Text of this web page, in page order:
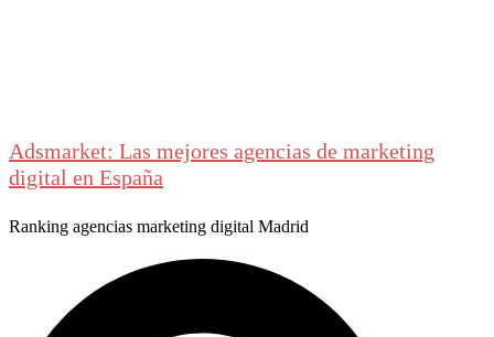
Adsmarket: Las mejores agencias de marketing
digital en España
Ranking agencias marketing digital Madrid